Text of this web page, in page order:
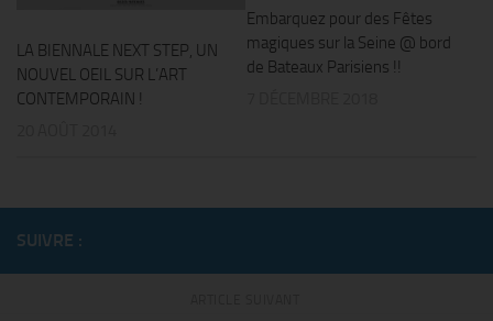
LA BIENNALE NEXT STEP, UN
NOUVEL OEIL SUR L’ART
CONTEMPORAIN !
Embarquez pour des Fêtes
magiques sur la Seine @ bord
de Bateaux Parisiens !!
SUIVRE :